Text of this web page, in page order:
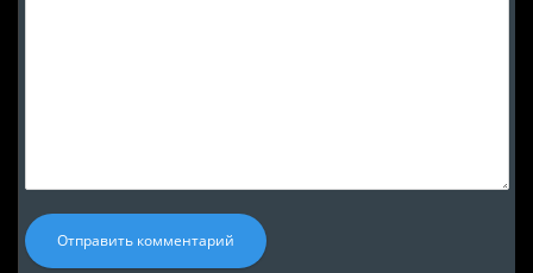
Отправить комментарий